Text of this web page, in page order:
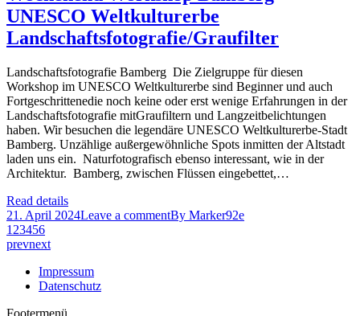
UNESCO Weltkulturerbe
Landschaftsfotografie/Graufilter
Landschaftsfotografie Bamberg Die Zielgruppe für diesen
Workshop im UNESCO Weltkulturerbe sind Beginner und auch
Fortgeschrittenedie noch keine oder erst wenige Erfahrungen in der
Landschaftsfotografie mitGraufiltern und Langzeitbelichtungen
haben. Wir besuchen die legendäre UNESCO Weltkulturerbe-Stadt
Bamberg. Unzählige außergewöhnliche Spots inmitten der Altstadt
laden uns ein. Naturfotografisch ebenso interessant, wie in der
Architektur. Bamberg, zwischen Flüssen eingebettet,…
Read details
21. April 2024Leave a commentBy Marker92e
1 23456
prevnext
Impressum
Datenschutz
Footermenü